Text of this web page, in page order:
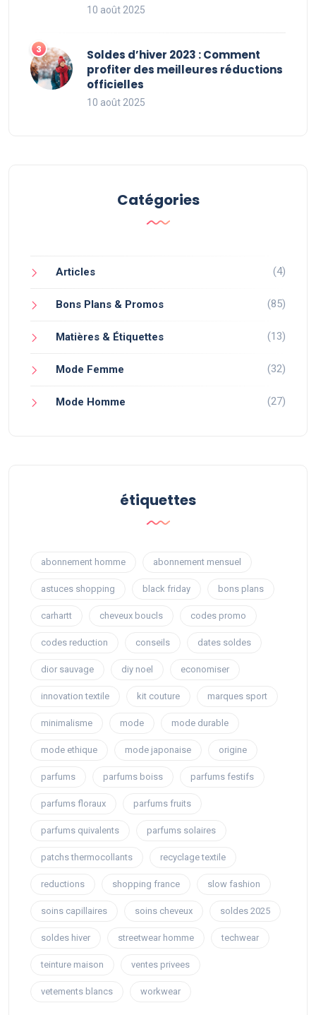
10 août 2025
Soldes d’hiver 2023 : Comment
profiter des meilleures réductions
officielles
10 août 2025
Catégories
Articles (4)
Bons Plans & Promos (85)
Matières & Étiquettes (13)
Mode Femme (32)
Mode Homme (27)
étiquettes
abonnement homme abonnement mensuel
astuces shopping black friday bons plans
carhartt cheveux boucls codes promo
codes reduction conseils dates soldes
dior sauvage diy noel economiser
innovation textile kit couture marques sport
minimalisme mode mode durable
mode ethique mode japonaise origine
parfums parfums boiss parfums festifs
parfums floraux parfums fruits
parfums quivalents parfums solaires
patchs thermocollants recyclage textile
reductions shopping france slow fashion
soins capillaires soins cheveux soldes 2025
soldes hiver streetwear homme techwear
teinture maison ventes privees
vetements blancs workwear